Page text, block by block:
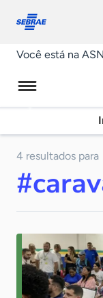
conosco
Você está na ASN
4 resultados para